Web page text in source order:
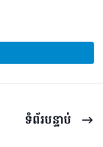
ទំព័រ​បន្ទាប់